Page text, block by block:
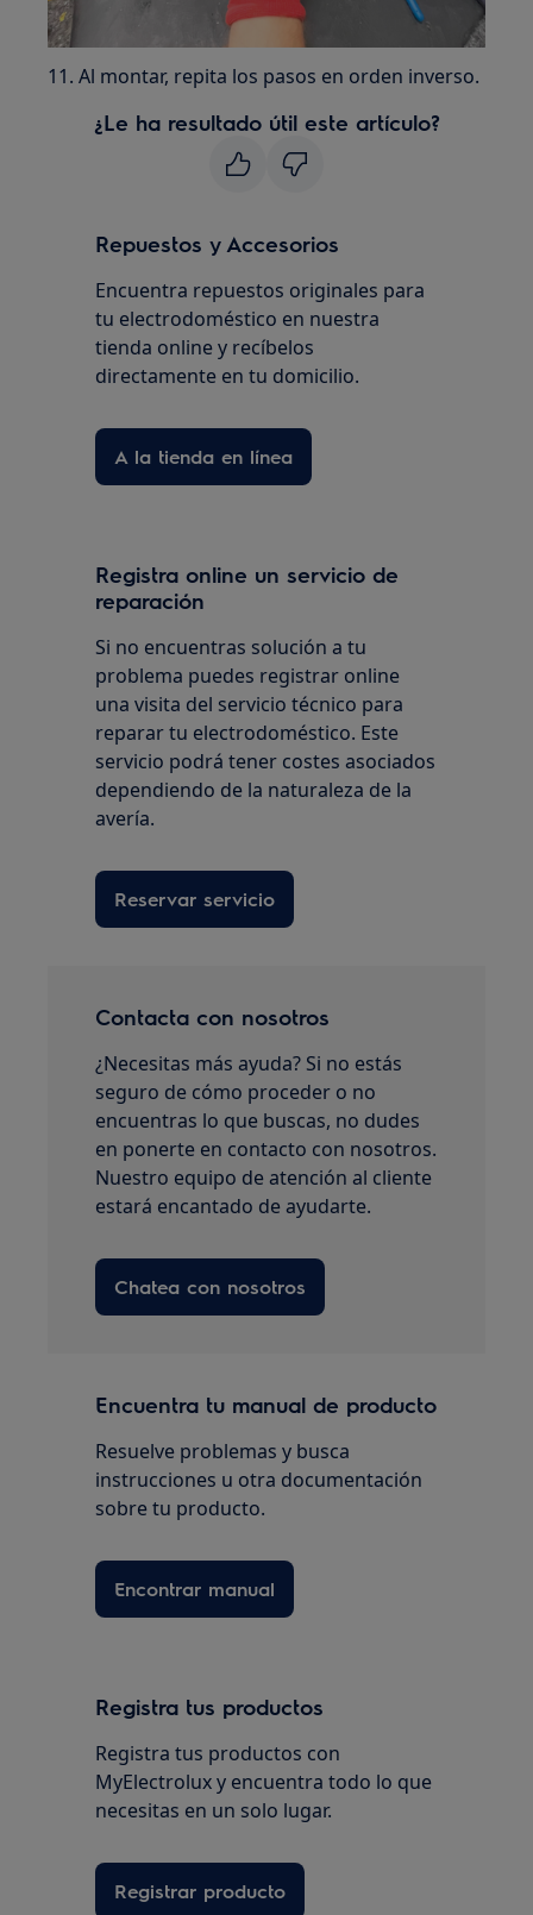
11. Al montar, repita los pasos en orden inverso.
¿Le ha resultado útil este artículo?
Repuestos y Accesorios
Encuentra repuestos originales para
tu electrodoméstico en nuestra
tienda online y recíbelos
directamente en tu domicilio.
A la tienda en línea
Registra online un servicio de
reparación
Si no encuentras solución a tu
problema puedes registrar online
una visita del servicio técnico para
reparar tu electrodoméstico. Este
servicio podrá tener costes asociados
dependiendo de la naturaleza de la
avería.
Reservar servicio
Contacta con nosotros
¿Necesitas más ayuda? Si no estás
seguro de cómo proceder o no
encuentras lo que buscas, no dudes
en ponerte en contacto con nosotros.
Nuestro equipo de atención al cliente
estará encantado de ayudarte.
Chatea con nosotros
Encuentra tu manual de producto
Resuelve problemas y busca
instrucciones u otra documentación
sobre tu producto.
Encontrar manual
Registra tus productos
Registra tus productos con
MyElectrolux y encuentra todo lo que
necesitas en un solo lugar.
Registrar producto